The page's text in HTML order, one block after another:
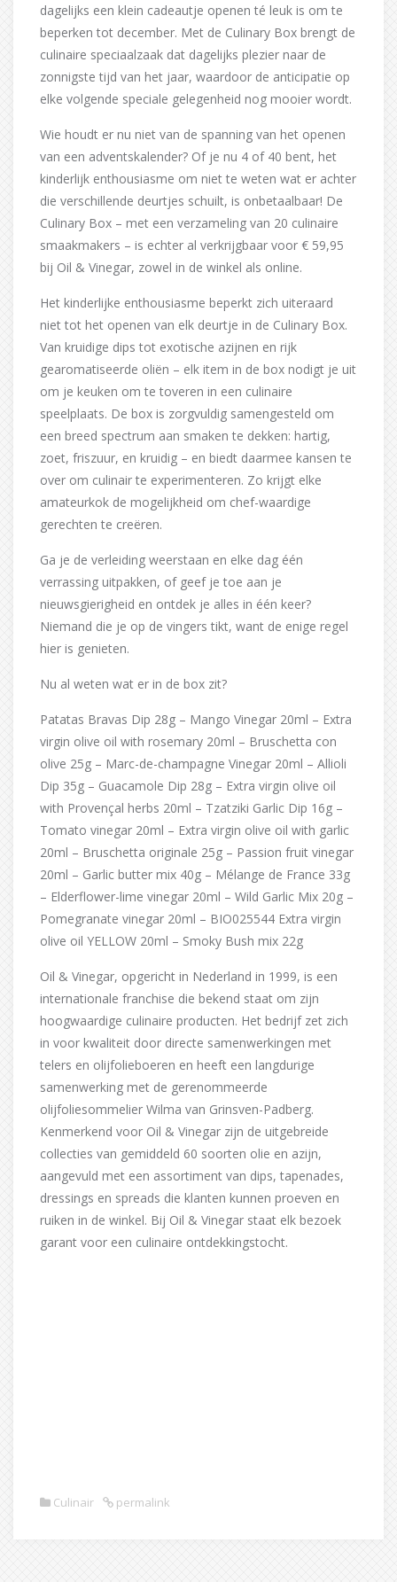
dagelijks een klein cadeautje openen té leuk is om te
beperken tot december. Met de Culinary Box brengt de
culinaire speciaalzaak dat dagelijks plezier naar de
zonnigste tijd van het jaar, waardoor de anticipatie op
elke volgende speciale gelegenheid nog mooier wordt.
Wie houdt er nu niet van de spanning van het openen
van een adventskalender? Of je nu 4 of 40 bent, het
kinderlijk enthousiasme om niet te weten wat er achter
die verschillende deurtjes schuilt, is onbetaalbaar! De
Culinary Box – met een verzameling van 20 culinaire
smaakmakers – is echter al verkrijgbaar voor € 59,95
bij Oil & Vinegar, zowel in de winkel als online.
Het kinderlijke enthousiasme beperkt zich uiteraard
niet tot het openen van elk deurtje in de Culinary Box.
Van kruidige dips tot exotische azijnen en rijk
gearomatiseerde oliën – elk item in de box nodigt je uit
om je keuken om te toveren in een culinaire
speelplaats. De box is zorgvuldig samengesteld om
een breed spectrum aan smaken te dekken: hartig,
zoet, friszuur, en kruidig – en biedt daarmee kansen te
over om culinair te experimenteren. Zo krijgt elke
amateurkok de mogelijkheid om chef-waardige
gerechten te creëren.
Ga je de verleiding weerstaan en elke dag één
verrassing uitpakken, of geef je toe aan je
nieuwsgierigheid en ontdek je alles in één keer?
Niemand die je op de vingers tikt, want de enige regel
hier is genieten.
Nu al weten wat er in de box zit?
Patatas Bravas Dip 28g – Mango Vinegar 20ml – Extra
virgin olive oil with rosemary 20ml – Bruschetta con
olive 25g – Marc-de-champagne Vinegar 20ml – Allioli
Dip 35g – Guacamole Dip 28g – Extra virgin olive oil
with Provençal herbs 20ml – Tzatziki Garlic Dip 16g –
Tomato vinegar 20ml – Extra virgin olive oil with garlic
20ml – Bruschetta originale 25g – Passion fruit vinegar
20ml – Garlic butter mix 40g – Mélange de France 33g
– Elderflower-lime vinegar 20ml – Wild Garlic Mix 20g –
Pomegranate vinegar 20ml – BIO025544 Extra virgin
olive oil YELLOW 20ml – Smoky Bush mix 22g
Oil & Vinegar, opgericht in Nederland in 1999, is een
internationale franchise die bekend staat om zijn
hoogwaardige culinaire producten. Het bedrijf zet zich
in voor kwaliteit door directe samenwerkingen met
telers en olijfolieboeren en heeft een langdurige
samenwerking met de gerenommeerde
olijfoliesommelier Wilma van Grinsven-Padberg.
Kenmerkend voor Oil & Vinegar zijn de uitgebreide
collecties van gemiddeld 60 soorten olie en azijn,
aangevuld met een assortiment van dips, tapenades,
dressings en spreads die klanten kunnen proeven en
ruiken in de winkel. Bij Oil & Vinegar staat elk bezoek
garant voor een culinaire ontdekkingstocht.
Culinair permalink